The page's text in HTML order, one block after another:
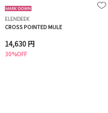
ELENDEEK
CROSS POINTED MULE
14,630 円
30%OFF